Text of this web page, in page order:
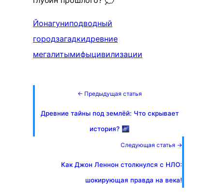
Йонагуниподводный
городзагадкидревние
мегалитымифыцивилизации
← Предыдущая статья
Древние тайны под землёй: Что скрывает
история? 🌌
Следующая статья →
Как Джон Леннон столкнулся с НЛО:
шокирующая правда на века!